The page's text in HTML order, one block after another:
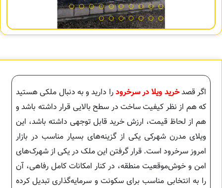
اگر قصدخرید ویلا در سرخرودرا دارید و به دنبال ملکی هستید
که هم از نظر کیفیت ساخت در سطح بالایی قرار داشته باشد و
هم از لحاظ قیمت، ارزش خرید قابل توجهی داشته باشد، این
ویلای مدرن شهرکی یکی از گزینه‌های بسیار مناسب در بازار
امروز سرخرود است. قرار گرفتن این ملک در یکی از شهرک‌های
امن و خوش‌موقعیت منطقه، در کنار امکانات کامل رفاهی، آن
را به انتخابی مناسب برای سکونت و سرمایه‌گذاری تبدیل کرده